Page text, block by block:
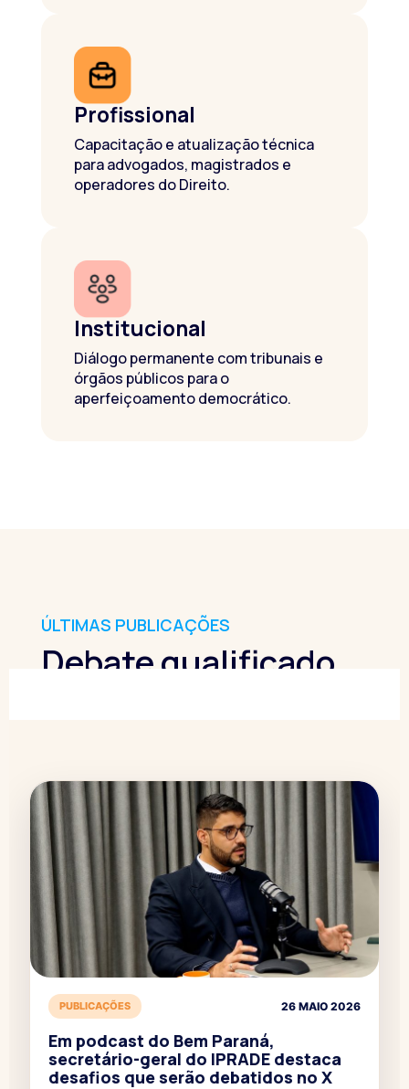
Profissional
Capacitação e atualização técnica
para advogados, magistrados e
operadores do Direito.
Institucional
Diálogo permanente com tribunais e
órgãos públicos para o
aperfeiçoamento democrático.
ÚLTIMAS PUBLICAÇÕES
Debate qualificado,
PUBLICAÇÕES 26 MAIO 2026
Em podcast do Bem Paraná,
secretário-geral do IPRADE destaca
desafios que serão debatidos no X